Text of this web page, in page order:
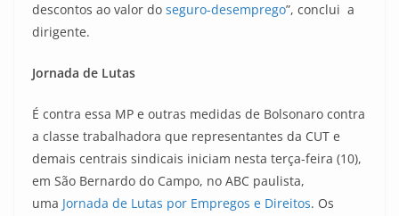
descontos ao valor do seguro-desemprego”, conclui a
dirigente.
Jornada de Lutas
É contra essa MP e outras medidas de Bolsonaro contra
a classe trabalhadora que representantes da CUT e
demais centrais sindicais iniciam nesta terça-feira (10),
em São Bernardo do Campo, no ABC paulista,
uma Jornada de Lutas por Empregos e Direitos. Os